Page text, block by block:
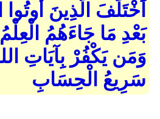
اخْتَلَفَ الَّذِينَ
بَعْدِ مَا جَاءَهُمُ الْعِلْمُ
وَمَن يَكْفُرْ بِآيَاتِ
سَرِيعُ الْحِسَابِ